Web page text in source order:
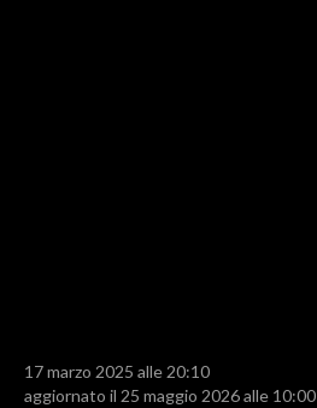
RISULTATI E CLASSIFICHE
17 marzo 2025 alle 20:10
aggiornato il 25 maggio 2026 alle 10:00